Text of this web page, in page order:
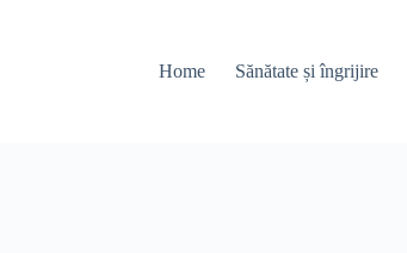
Home
Sănătate și îngrijire